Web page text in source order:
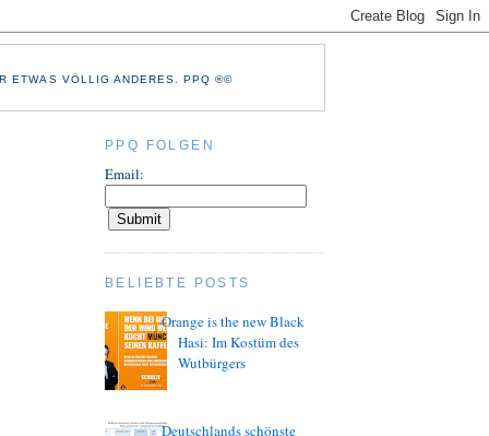
ETWAS VÖLLIG ANDERES. PPQ ®©
PPQ FOLGEN
Email:
BELIEBTE POSTS
Orange is the new Black
Hasi: Im Kostüm des
Wutbürgers
Deutschlands schönste